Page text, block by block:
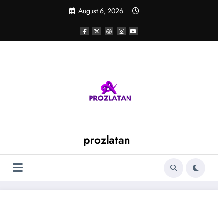
August 6, 2026
prozlatan